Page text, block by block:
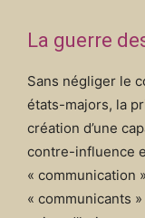
La guerre
Sans négliger le
états-majors, la
création d’une
contre-influence
« communication
« communicants